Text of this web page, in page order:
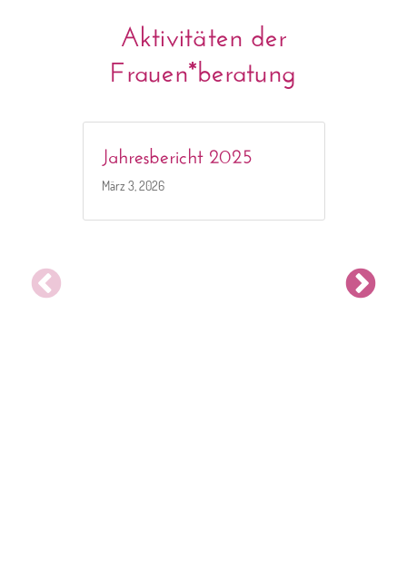
Aktivitäten der
Frauen*beratung
Jahresbericht 2025
März 3, 2026